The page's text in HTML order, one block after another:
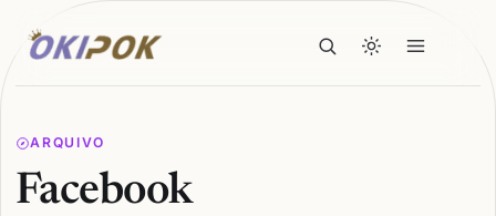
ARQUIVO
Facebook